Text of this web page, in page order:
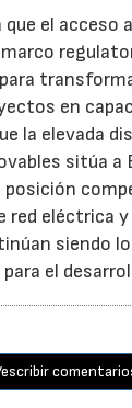
que el acceso
en
la elevada
sitúa a
posición
red eléctrica
siendo
el